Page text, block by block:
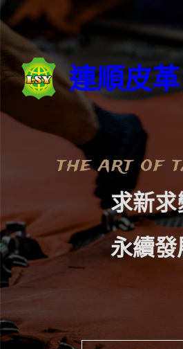
83143 高雄市大寮區民成街48號
連順皮革
the art of
求新求
永續發
獨